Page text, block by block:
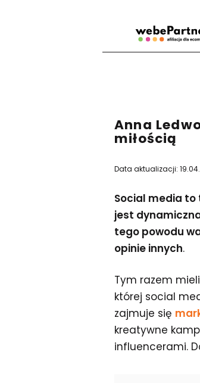
Anna
miłością
Data aktualizacji:
Social media to
jest
tego powodu
opinie innych.
Tym razem
której social
zajmuje się
kreatywne
influencerami.